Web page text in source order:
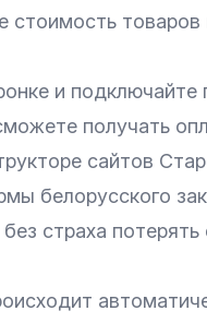
стоимость
и
получать
сайтов
белорусского
страха потерять